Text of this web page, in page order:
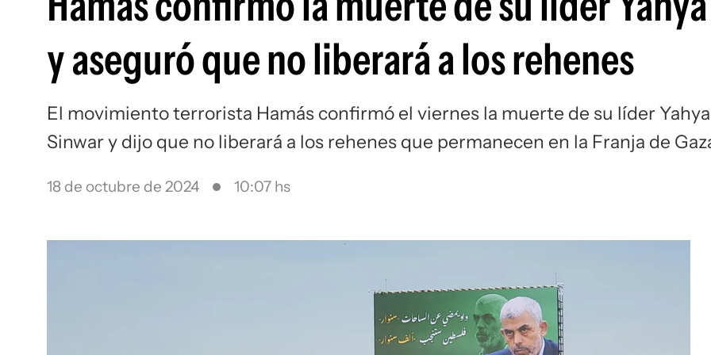
y aseguró que no liberará a los rehenes
El movimiento terrorista Hamás confirmó el viernes la muerte de su líder Yahya
Sinwar y dijo que no liberará a los rehenes que permanecen en la Franja de
18 de octubre de 2024 10:07 hs